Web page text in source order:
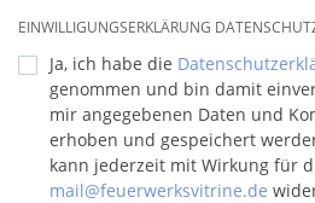
EINWILLIGUNGSERKLÄRUNG
Ja, ich habe die
genommen und bin damit
mir angegebenen Daten und
erhoben und gespeichert
kann jederzeit mit Wirkung für
mail@feuerwerksvitrine.de